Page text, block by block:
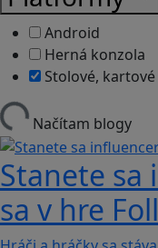
Android
Herná konzola
Stolové, kartové
Načítam blogy
Stanete sa
sa v hre